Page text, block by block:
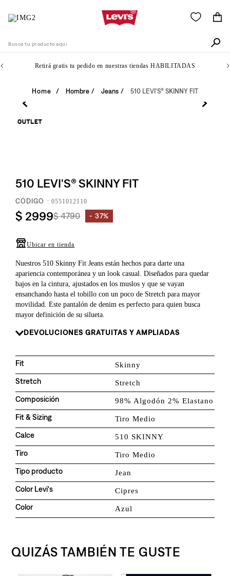
Retirá gratis tu pedido en nuestras tiendas HABILITADAS
Hombre Jeans 510 LEVI'S® SKINNY FIT
510 LEVI'S® SKINNY FIT
:0551012110
$ 2999$ 4790 37%
Ubicar en tienda
Nuestros 510 Skinny Fit Jeans están hechos para darte una
apariencia contemporánea y un look casual. Diseñados para quedar
bajos en la cintura, ajustados en los muslos y que se vayan
ensanchando hasta el tobillo con un poco de Stretch para mayor
movilidad. Este pantalón de denim es perfecto para quien busca
mayor definición de su silueta.
DEVOLUCIONES GRATUITAS Y AMPLIADAS
Fit Skinny
Stretch Stretch
Composición 98% Algodón 2% Elastano
Fit & Sizing Tiro Medio
Calce 510 SKINNY
Tiro Tiro Medio
Tipo producto Jean
Color Levi's Cipres
Color Azul
QUIZÁS TAMBIÉN TE GUSTE
Términos Más Buscados
505
511
. 502
. 510
. campera
724